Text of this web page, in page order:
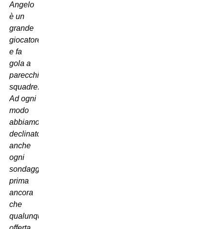
Angelo
è un
grande
giocatore
e fa
gola a
parecchie
squadre.
Ad ogni
modo
abbiamo
declinato
anche
ogni
sondaggio
prima
ancora
che
qualunque